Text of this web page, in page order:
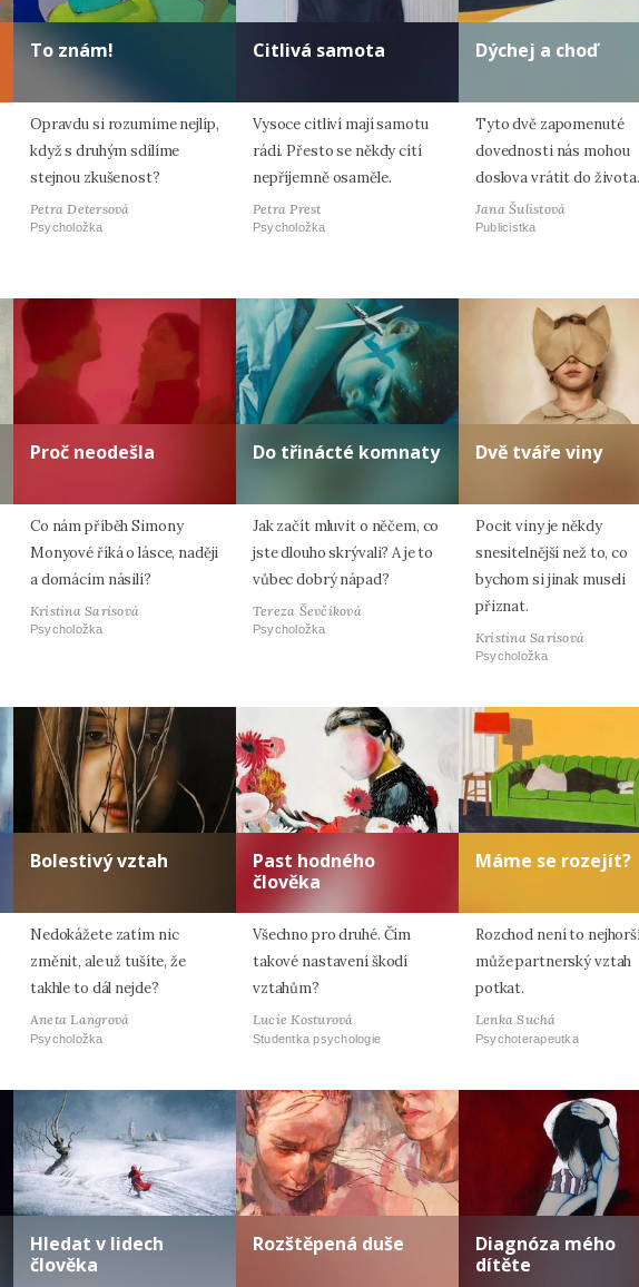
To znám!
Opravdu si rozumíme nejlíp,
když s druhým sdílíme
stejnou zkušenost?
Petra Detersová
Psycholožka
Citlivá samota
Vysoce citliví mají samotu
rádi. Přesto se někdy cítí
nepříjemně osaměle.
Petra Prest
Psycholožka
Dýchej a choď
Tyto dvě zapomenuté
dovednosti nás mohou
doslova vrátit do života.
Jana Šulistová
Publicistka
Proč neodešla
Co nám příběh Simony
Monyové říká o lásce, naději
a domácím násilí?
Kristina Sarisová
Psycholožka
Do třinácté komnaty
Jak začít mluvit o něčem, co
jste dlouho skrývali? A je to
vůbec dobrý nápad?
Tereza Ševčíková
Psycholožka
Dvě tváře viny
Pocit viny je někdy
snesitelnější než to, co
bychom si jinak museli
přiznat.
Kristina Sarisová
Psycholožka
Bolestivý vztah
Nedokážete zatím nic
změnit, ale už tušíte, že
takhle to dál nejde?
Aneta Langrová
Psycholožka
Past hodného
člověka
Všechno pro druhé. Čím
takové nastavení škodí
vztahům?
Lucie Kosturová
Studentka psychologie
Máme se rozejít?
Rozchod není to
může partnerský vztah
potkat.
Lenka Suchá
Psychoterapeutka
Hledat v lidech
člověka
Rozštěpená duše
Diagnóza mého
dítěte